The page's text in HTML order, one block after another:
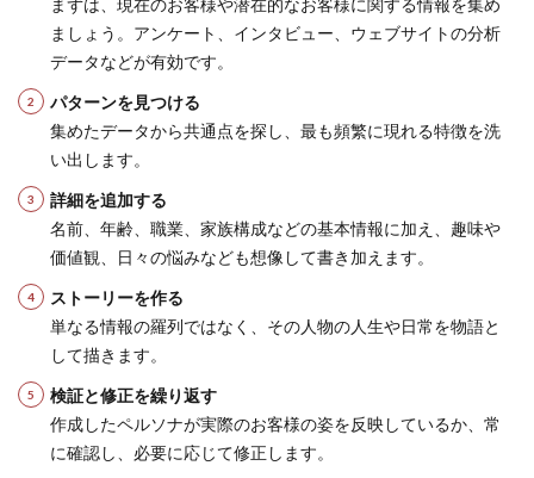
ましょう。アンケート、インタビュー、ウェブサイトの分析
データなどが有効です。
パターンを見つける
集めたデータから共通点を探し、最も頻繁に現れる特徴を洗
い出します。
詳細を追加する
名前、年齢、職業、家族構成などの基本情報に加え、趣味や
価値観、日々の悩みなども想像して書き加えます。
ストーリーを作る
単なる情報の羅列ではなく、その人物の人生や日常を物語と
して描きます。
検証と修正を繰り返す
作成したペルソナが実際のお客様の姿を反映しているか、常
に確認し、必要に応じて修正します。